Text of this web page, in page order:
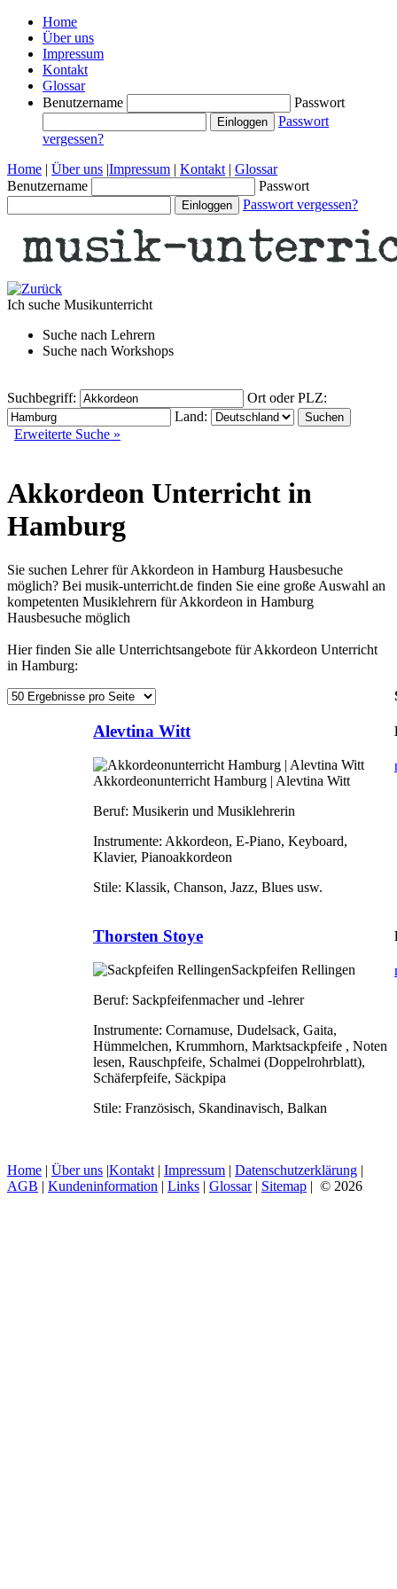
Home
Über uns
Impressum
Kontakt
Glossar
Benutzername
Passwort
Passwort
vergessen?
Home | Über uns |Impressum | Kontakt | Glossar
Benutzername
Passwort
Passwort vergessen?
Ich suche Musikunterricht
Suche nach Lehrern
Suche nach Workshops
Suchbegriff:
Ort oder PLZ:
Land:
Erweiterte Suche »
Akkordeon Unterricht in
Hamburg
Sie suchen Lehrer für Akkordeon in Hamburg Hausbesuche
möglich? Bei musik-unterricht.de finden Sie eine große Auswahl an
kompetenten Musiklehrern für Akkordeon in Hamburg
Hausbesuche möglich
Hier finden Sie alle Unterrichtsangebote für Akkordeon Unterricht
in Hamburg:
Alevtina Witt
Akkordeonunterricht Hamburg | Alevtina Witt
Beruf: Musikerin und Musiklehrerin
Instrumente: Akkordeon, E-Piano, Keyboard,
Klavier, Pianoakkordeon
Stile: Klassik, Chanson, Jazz, Blues usw.
Thorsten Stoye
Sackpfeifen Rellingen
Beruf: Sackpfeifenmacher und -lehrer
Instrumente: Cornamuse, Dudelsack, Gaita,
Hümmelchen, Krummhorn, Marktsackpfeife , Noten
lesen, Rauschpfeife, Schalmei (Doppelrohrblatt),
Schäferpfeife, Säckpipa
Stile: Französisch, Skandinavisch, Balkan
Home | Über uns |Kontakt | Impressum | Datenschutzerklärung |
AGB | Kundeninformation | Links | Glossar| Sitemap | © 2026